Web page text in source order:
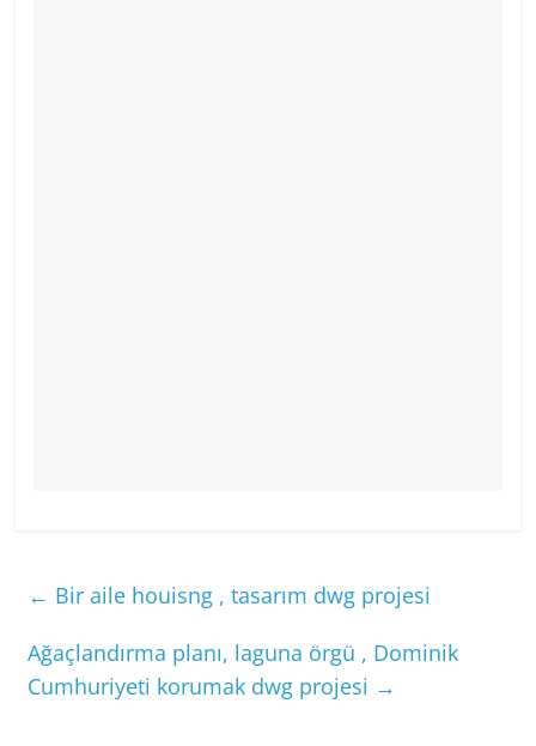
← Bir aile houisng , tasarım dwg projesi
Ağaçlandırma planı, laguna örgü , Dominik
Cumhuriyeti korumak dwg projesi →